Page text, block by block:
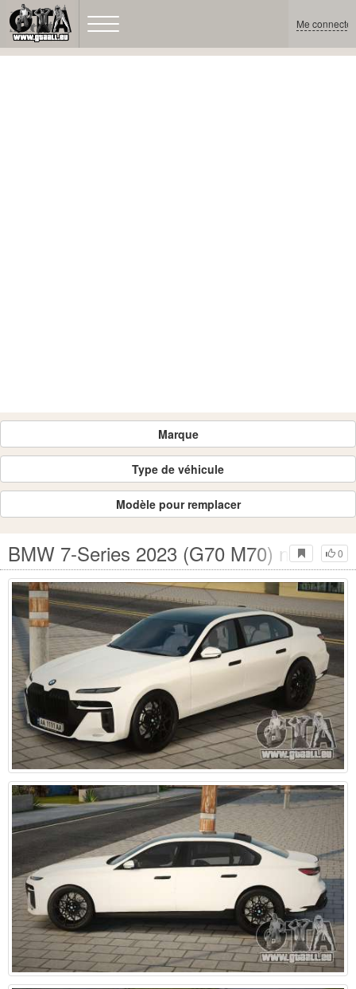
Me connecter
Marque
Type de véhicule
Modèle pour remplacer
0
BMW 7-Series 2023 (G70 M70) new